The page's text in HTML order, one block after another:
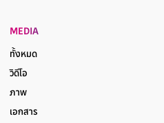
MEDIA
ทั้งหมด
วิดีโอ
ภาพ
เอกสาร